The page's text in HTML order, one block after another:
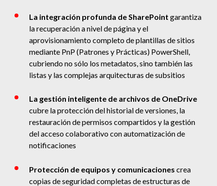
La integración profunda de SharePoint garantiza
la recuperación a nivel de página y el
aprovisionamiento completo de plantillas de sitios
mediante PnP (Patrones y Prácticas) PowerShell,
cubriendo no sólo los metadatos, sino también las
listas y las complejas arquitecturas de subsitios
La gestión inteligente de archivos de OneDrive
cubre la protección del historial de versiones, la
restauración de permisos compartidos y la gestión
del acceso colaborativo con automatización de
notificaciones
Protección de equipos y comunicaciones crea
copias de seguridad completas de estructuras de